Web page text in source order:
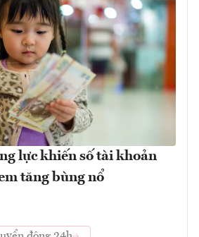
lực khiến số tài khoản
tăng bùng nổ